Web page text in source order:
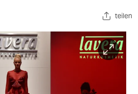
teilen